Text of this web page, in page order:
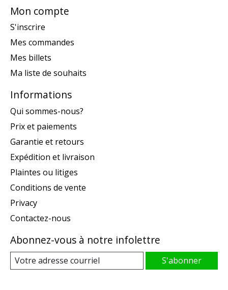
Mon compte
S'inscrire
Mes commandes
Mes billets
Ma liste de souhaits
Informations
Qui sommes-nous?
Prix et paiements
Garantie et retours
Expédition et livraison
Plaintes ou litiges
Conditions de vente
Privacy
Contactez-nous
Abonnez-vous à notre infolettre
S'abonner